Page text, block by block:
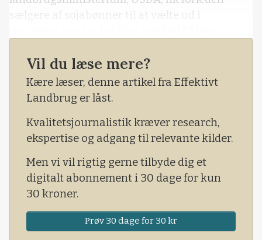
sælgere af sojabønner til at vælte ud i
Vil du læse mere?
Kære læser, denne artikel fra Effektivt
Landbrug er låst.
Kvalitetsjournalistik kræver research,
ekspertise og adgang til relevante kilder.
Men vi vil rigtig gerne tilbyde dig et
digitalt abonnement i 30 dage for kun
30 kroner.
Prøv 30 dage for 30 kr